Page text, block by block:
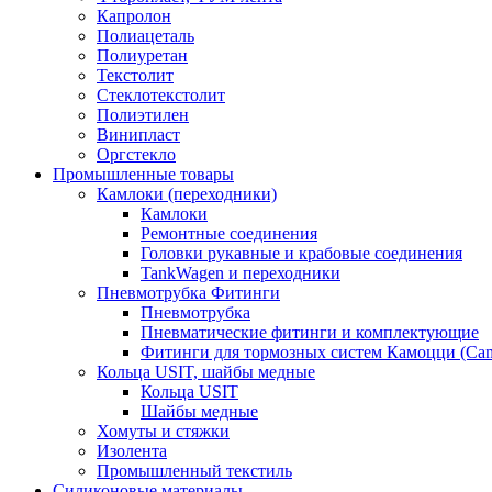
Капролон
Полиацеталь
Полиуретан
Текстолит
Стеклотекстолит
Полиэтилен
Винипласт
Оргстекло
Промышленные товары
Камлоки (переходники)
Камлоки
Ремонтные соединения
Головки рукавные и крабовые соединения
TankWagen и переходники
Пневмотрубка Фитинги
Пневмотрубка
Пневматические фитинги и комплектующие
Фитинги для тормозных систем Камоцци
Кольца USIT, шайбы медные
Кольца USIT
Шайбы медные
Хомуты и стяжки
Изолента
Промышленный текстиль